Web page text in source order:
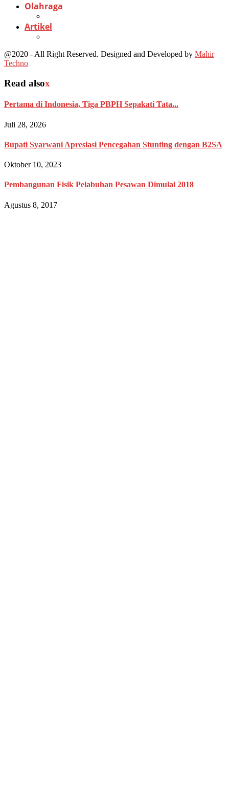
Olahraga
Artikel
@2020 - All Right Reserved. Designed and Developed by Mahir
Techno
Read alsox
Pertama di Indonesia, Tiga PBPH Sepakati Tata...
Juli 28, 2026
Bupati Syarwani Apresiasi Pencegahan Stunting dengan B2SA
Oktober 10, 2023
Pembangunan Fisik Pelabuhan Pesawan Dimulai 2018
Agustus 8, 2017